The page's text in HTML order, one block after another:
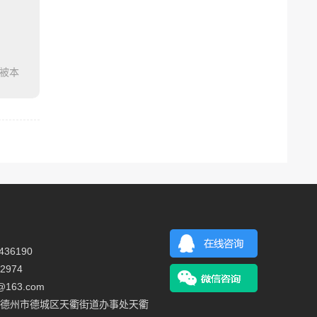
本
州市德城区天衢街道办事处天衢